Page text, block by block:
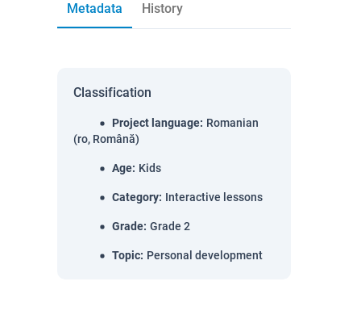
Metadata History
Classification
Project language: Romanian
(ro, Română)
Age: Kids
Category: Interactive lessons
Grade: Grade 2
Topic: Personal development